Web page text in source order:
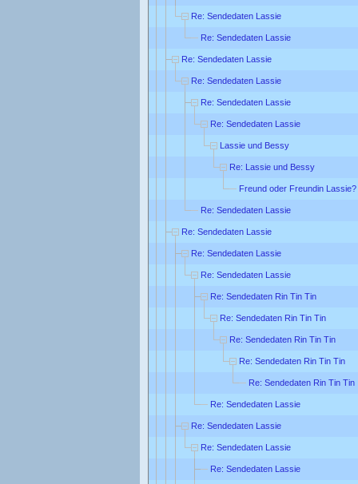
Re: Sendedaten Lassie
Re: Sendedaten Lassie
Re: Sendedaten Lassie
Re: Sendedaten Lassie
Re: Sendedaten Lassie
Re: Sendedaten Lassie
Lassie und Bessy
Re: Lassie und Bessy
Freund oder Freundin Lassie?
Re: Sendedaten Lassie
Re: Sendedaten Lassie
Re: Sendedaten Lassie
Re: Sendedaten Lassie
Re: Sendedaten Rin Tin Tin
Re: Sendedaten Rin Tin Tin
Re: Sendedaten Rin Tin Tin
Re: Sendedaten Rin Tin Tin
Re: Sendedaten Rin Tin Tin
Re: Sendedaten Lassie
Re: Sendedaten Lassie
Re: Sendedaten Lassie
Re: Sendedaten Lassie